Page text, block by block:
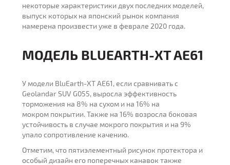
некоторые характеристики двух последних моделей,
выпуск которых на японский рынок компания
намерена произвести уже в феврале 2020 года.
МОДЕЛЬ BLUEARTH-XT AE61
У модели BluEarth-XT AE61, если сравнивать с
Geolandar SUV G055, выросла эффективность
торможения на 8% на сухом и на 16% на
мокром покрытии. Также на 16% возросла боковая
устойчивость в случае мокрого покрытия и на 9%
упало сопротивление качению.
Отметим, что пятиэлементный рисунок протектора и
особый дизайн его поперечных канавок также